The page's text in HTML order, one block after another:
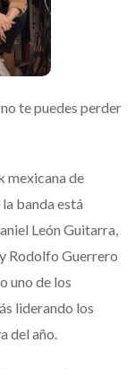
te puedes perder
mexicana de
banda está
León Guitarra,
Rodolfo Guerrero
uno de los
liderando los
del año.